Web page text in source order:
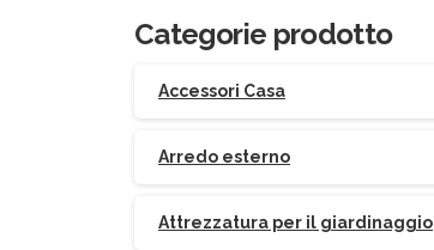
Categorie prodotto
Accessori Casa
Arredo esterno
Attrezzatura per il giardinaggio